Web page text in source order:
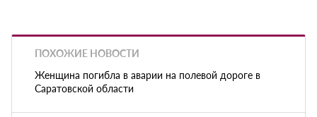
ПОХОЖИЕ НОВОСТИ
Женщина погибла в аварии на полевой дороге в
Саратовской области